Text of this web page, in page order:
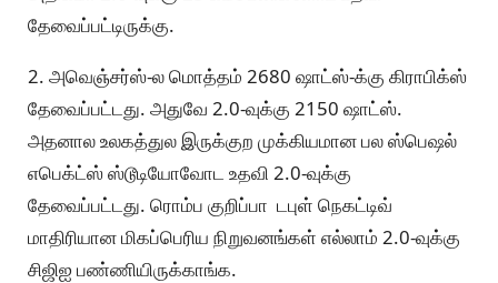
தேவைப்பட்டிருக்கு.
2. அவெஞ்சர்ஸ்-ல மொத்தம் 2680 ஷாட்ஸ்-க்கு கிராபிக்ஸ்
தேவைப்பட்டது. அதுவே 2.0-வுக்கு 2150 ஷாட்ஸ்.
அதனால உலகத்துல இருக்குற முக்கியமான பல ஸ்பெஷல்
எபெக்ட்ஸ் ஸ்டூடியோவோட உதவி 2.0-வுக்கு
தேவைப்பட்டது. ரொம்ப குறிப்பா டபுள் நெகட்டிவ்
மாதிரியான மிகப்பெரிய நிறுவனங்கள் எல்லாம் 2.0-வுக்கு
சிஜிஐ பண்ணியிருக்காங்க.